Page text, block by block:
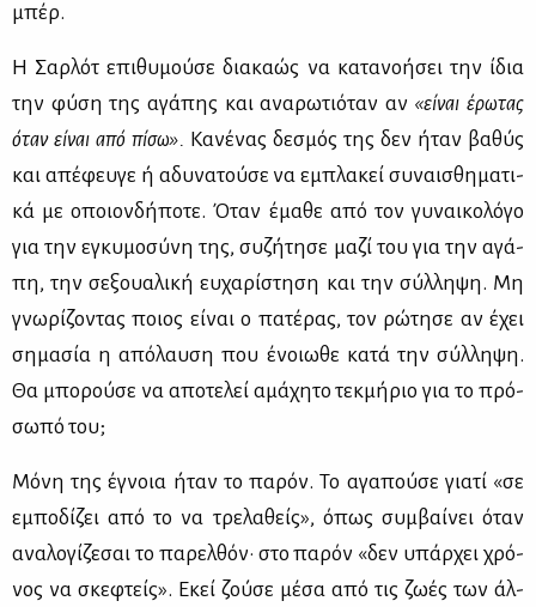
μπέρ.
H Σαρ­λότ επι­θυ­μού­σε δια­κα­ώς να κα­τα­νο­ή­σει την ίδια
την φύ­ση της αγά­πης και ανα­ρω­τιό­ταν αν «εί­ναι έρω­τας
όταν εί­ναι από πί­σω». Κα­νέ­νας δε­σμός της δεν ήταν βα­θύς
και απέ­φευ­γε ή αδυ­να­τού­σε να εμπλα­κεί συ­ναι­σθη­μα­τι­
κά με οποιον­δή­πο­τε. Όταν έμα­θε από τον γυ­ναι­κο­λό­γο
για την εγκυ­μο­σύ­νη της, συ­ζή­τη­σε μα­ζί του για την αγά­
πη, την σε­ξουα­λι­κή ευ­χα­ρί­στη­ση και την σύλ­λη­ψη. Μη
γνω­ρί­ζο­ντας ποιος εί­ναι ο πα­τέ­ρας, τον ρώ­τη­σε αν έχει
ση­μα­σία η από­λαυ­ση που ένοιω­θε κα­τά την σύλ­λη­ψη.
Θα μπο­ρού­σε να απο­τε­λεί αμά­χη­το τεκ­μή­ριο για το πρό­
σω­πό του;
Μό­νη της έγνοια ήταν το πα­ρόν. Το αγα­πού­σε για­τί «σε
εμπο­δί­ζει από το να τρε­λα­θείς», όπως συμ­βαί­νει όταν
ανα­λο­γί­ζε­σαι το πα­ρελ­θόν· στο πα­ρόν «δεν υπάρ­χει χρό­
νος να σκε­φτείς». Εκεί ζού­σε μέ­σα από τις ζω­ές των άλ­